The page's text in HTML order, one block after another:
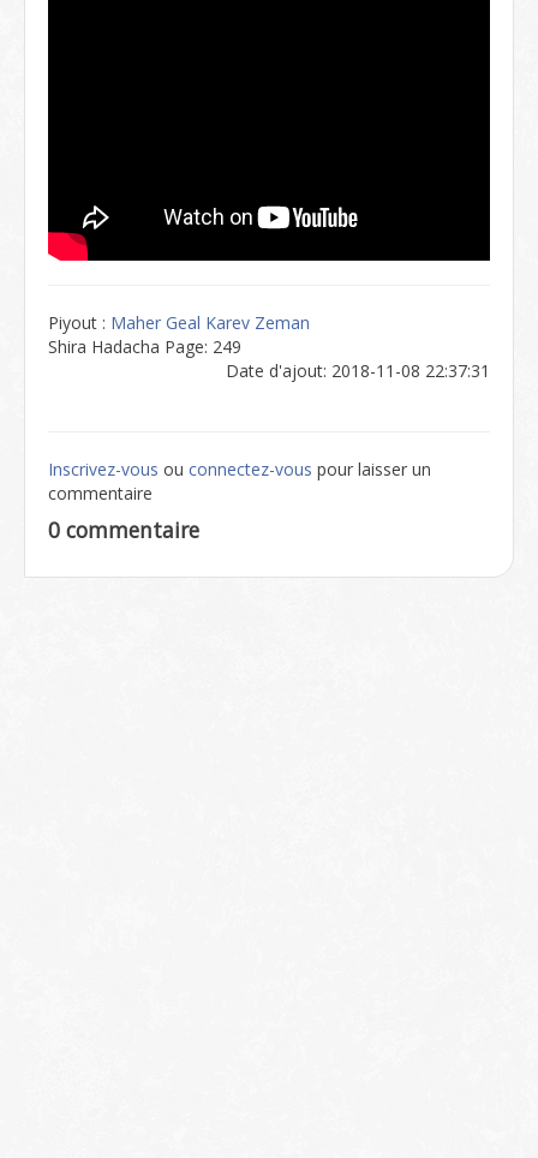
Piyout : Maher Geal Karev Zeman
Shira Hadacha Page: 249
Date d'ajout: 2018-11-08 22:37:31
Inscrivez-vous ou connectez-vous pour laisser un
commentaire
0 commentaire